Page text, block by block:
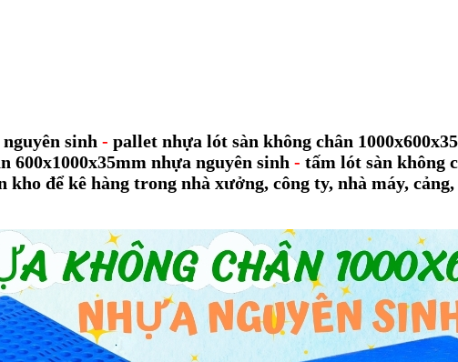
sinh - pallet nhựa lót sàn không chân
600x1000x35mm nhựa nguyên sinh - tấm lót sàn không
kho để kê hàng trong nhà xưởng, công ty, nhà máy,